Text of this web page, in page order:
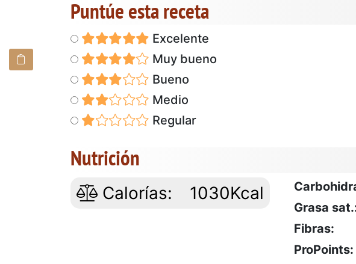
Puntúe esta receta
Excelente
Muy bueno
Bueno
Medio
Regular
Nutrición
Calorías: 1030Kcal
Grasa
Fibras:
ProPoints: